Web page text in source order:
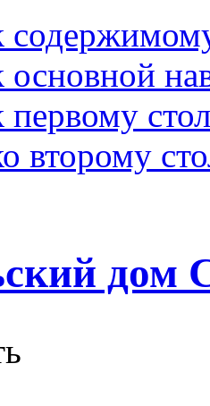
основной
первому
второму